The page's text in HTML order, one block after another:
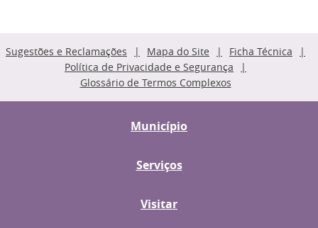
Sugestões e Reclamações Mapa do Site
Ficha Técnica
Política de Privacidade e Segurança
Glossário de Termos Complexos
Município
Serviços
Visitar